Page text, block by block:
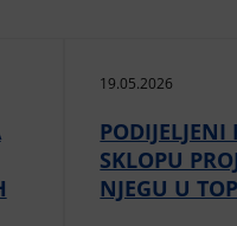
19.05.2026
PODIJELJENI
SKLOPU
NJEGU U